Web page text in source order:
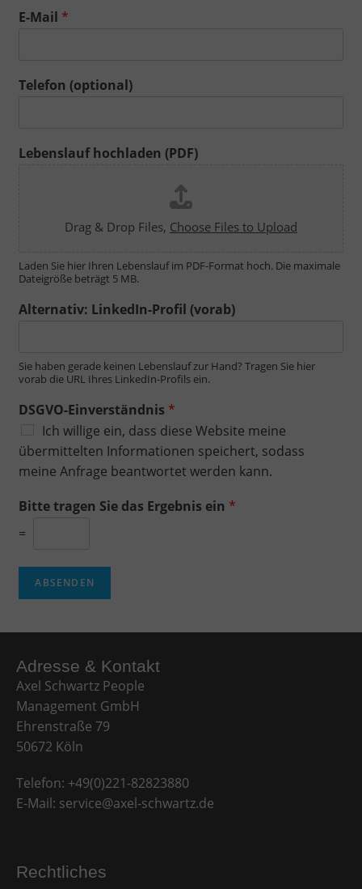
E-Mail *
Telefon (optional)
Lebenslauf hochladen (PDF)
Drag & Drop Files, Choose Files to Upload
Laden Sie hier Ihren Lebenslauf im PDF-Format hoch. Die maximale
Dateigröße beträgt 5 MB.
Alternativ: LinkedIn-Profil (vorab)
Sie haben gerade keinen Lebenslauf zur Hand? Tragen Sie hier
vorab die URL Ihres LinkedIn-Profils ein.
DSGVO-Einverständnis *
Ich willige ein, dass diese Website meine
übermittelten Informationen speichert, sodass
meine Anfrage beantwortet werden kann.
Bitte tragen Sie das Ergebnis ein *
=
ABSENDEN
Adresse & Kontakt​
Axel Schwartz People
Management GmbH
Ehrenstraße 79
50672 Köln
Telefon: +49(0)221-82823880
E-Mail: service@axel-schwartz.de
Rechtliches